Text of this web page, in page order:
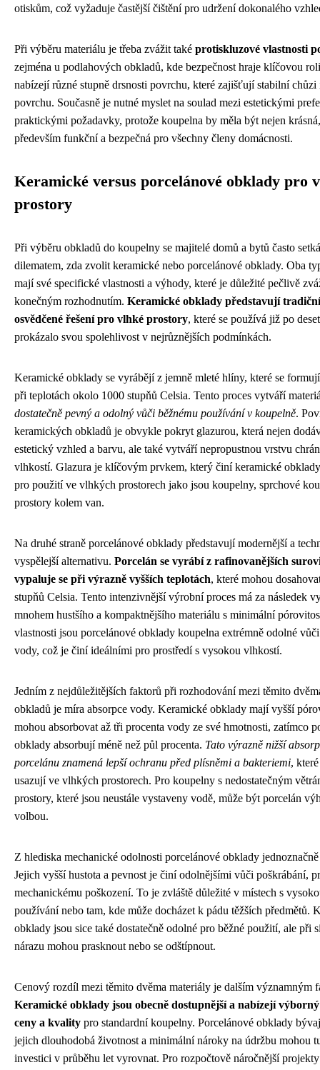
otiskům, což vyžaduje častější čištění pro udržení dokonalého
Při výběru materiálu je třeba zvážit také protiskluzové vlastnosti
zejména u podlahových obkladů, kde bezpečnost hraje klíčovou
nabízejí různé stupně drsnosti povrchu, které zajišťují stabilní chůzi
povrchu. Současně je nutné myslet na soulad mezi estetickými
praktickými požadavky, protože koupelna by měla být nejen
především funkční a bezpečná pro všechny členy domácnosti.
Keramické versus porcelánové obklady pro
prostory
Při výběru obkladů do koupelny se majitelé domů a bytů často
dilematem, zda zvolit keramické nebo porcelánové obklady. Oba
mají své specifické vlastnosti a výhody, které je důležité pečlivě
konečným rozhodnutím. Keramické obklady představují
osvědčené řešení pro vlhké prostory, které se používá již po
prokázalo svou spolehlivost v nejrůznějších podmínkách.
Keramické obklady se vyrábějí z jemně mleté hlíny, které se
při teplotách okolo 1000 stupňů Celsia. Tento proces vytváří
dostatečně pevný a odolný vůči běžnému používání v koupelně.
keramických obkladů je obvykle pokryt glazurou, která nejen
estetický vzhled a barvu, ale také vytváří nepropustnou vrstvu
vlhkostí. Glazura je klíčovým prvkem, který činí keramické
pro použití ve vlhkých prostorech jako jsou koupelny, sprchové
prostory kolem van.
Na druhé straně porcelánové obklady představují modernější a
vyspělejší alternativu. Porcelán se vyrábí z rafinovanějších
vypaluje se při výrazně vyšších teplotách, které mohou
stupňů Celsia. Tento intenzivnější výrobní proces má za následek
mnohem hustšího a kompaktnějšího materiálu s minimální
vlastnosti jsou porcelánové obklady koupelna extrémně odolné
vody, což je činí ideálními pro prostředí s vysokou vlhkostí.
Jedním z nejdůležitějších faktorů při rozhodování mezi těmito
obkladů je míra absorpce vody. Keramické obklady mají vyšší
mohou absorbovat až tři procenta vody ze své hmotnosti, zatímco
obklady absorbují méně než půl procenta. Tato výrazně nižší
porcelánu znamená lepší ochranu před plísněmi a bakteriemi,
usazují ve vlhkých prostorech. Pro koupelny s nedostatečným
prostory, které jsou neustále vystaveny vodě, může být porcelán
volbou.
Z hlediska mechanické odolnosti porcelánové obklady
Jejich vyšší hustota a pevnost je činí odolnějšími vůči poškrábání,
mechanickému poškození. To je zvláště důležité v místech s
používání nebo tam, kde může docházet k pádu těžších předmětů.
obklady jsou sice také dostatečně odolné pro běžné použití, ale při
nárazu mohou prasknout nebo se odštípnout.
Cenový rozdíl mezi těmito dvěma materiály je dalším významným
Keramické obklady jsou obecně dostupnější a nabízejí
ceny a kvality pro standardní koupelny. Porcelánové obklady
jejich dlouhodobá životnost a minimální nároky na údržbu mohou
investici v průběhu let vyrovnat. Pro rozpočtově náročnější